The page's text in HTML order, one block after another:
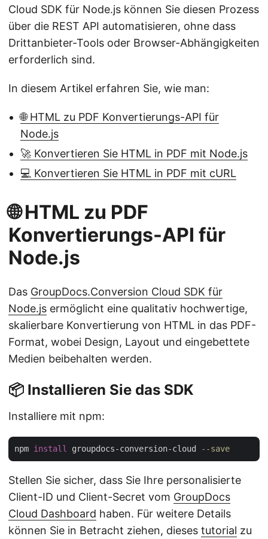
Cloud SDK für Node.js können Sie diesen Prozess
über die REST API automatisieren, ohne dass
Drittanbieter-Tools oder Browser-Abhängigkeiten
erforderlich sind.
In diesem Artikel erfahren Sie, wie man:
🌐 HTML zu PDF Konvertierungs-API für
Node.js
🚀 Konvertieren Sie HTML in PDF mit Node.js
💻 Konvertieren Sie HTML in PDF mit cURL
🌐 HTML zu PDF
Konvertierungs-API für
Node.js
Das GroupDocs.Conversion Cloud SDK für
Node.js ermöglicht eine qualitativ hochwertige,
skalierbare Konvertierung von HTML in das PDF-
Format, wobei Design, Layout und eingebettete
Medien beibehalten werden.
📦 Installieren Sie das SDK
Installiere mit npm:
npm install groupdocs-conversion-cloud --save
Stellen Sie sicher, dass Sie Ihre personalisierte
Client-ID und Client-Secret vom GroupDocs
Cloud Dashboard haben. Für weitere Details
können Sie in Betracht ziehen, dieses tutorial zu